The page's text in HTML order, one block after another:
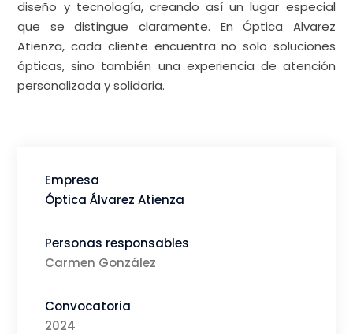
familiar se combinan con las últimas novedades en
diseño y tecnología, creando así un lugar especial
que se distingue claramente. En Óptica Alvarez
Atienza, cada cliente encuentra no solo soluciones
Óptica Álvarez Atienza
Carmen González